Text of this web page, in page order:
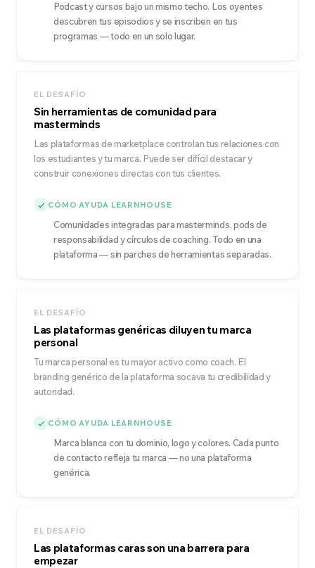
Podcast y cursos bajo un mismo techo. Los oyentes
descubren tus episodios y se inscriben en tus
programas — todo en un solo lugar.
EL DESAFÍO
Sin herramientas de comunidad para
masterminds
Las plataformas de marketplace controlan tus relaciones con
los estudiantes y tu marca. Puede ser difícil destacar y
construir conexiones directas con tus clientes.
CÓMO AYUDA LEARNHOUSE
Comunidades integradas para masterminds, pods de
responsabilidad y círculos de coaching. Todo en una
plataforma — sin parches de herramientas separadas.
EL DESAFÍO
Las plataformas genéricas diluyen tu marca
personal
Tu marca personal es tu mayor activo como coach. El
branding genérico de la plataforma socava tu credibilidad y
autoridad.
CÓMO AYUDA LEARNHOUSE
Marca blanca con tu dominio, logo y colores. Cada punto
de contacto refleja tu marca — no una plataforma
genérica.
EL DESAFÍO
Las plataformas caras son una barrera para
empezar